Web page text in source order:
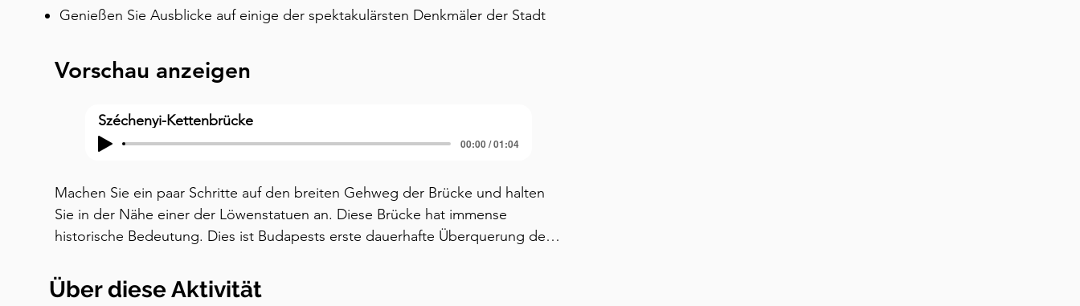
Genießen Sie Ausblicke auf einige der spektakulärsten Denkmäler der Stadt
Vorschau anzeigen
Széchenyi-Kettenbrücke
00:00 / 01:04
Machen Sie ein paar Schritte auf den breiten Gehweg der Brücke und halten
Sie in der Nähe einer der Löwenstatuen an. Diese Brücke hat immense
historische Bedeutung. Dies ist Budapests erste dauerhafte Überquerung der
achtzehnhundertneunundvierzig, als diese Brücke eröffnet wurde, überquerten
die Menschen den Fluss mit der Fähre oder im Sommer über provisorische
Über diese Aktivität